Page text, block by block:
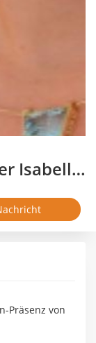
Goldschmiedeatelier Isabell Classen
Präsenz von